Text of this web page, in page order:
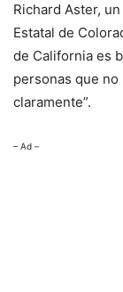
Richard Aster,
Estatal de
de California es
personas que
claramente”.
– Ad –